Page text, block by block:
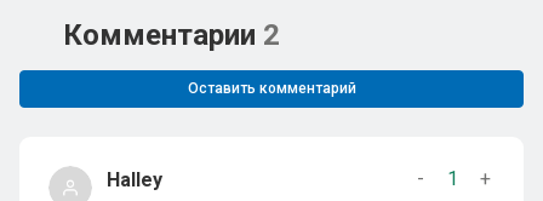
Комментарии 2
Оставить комментарий
Halley - 1
+